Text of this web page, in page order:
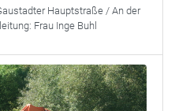
Hauptstraße / An der
Frau Inge Buhl